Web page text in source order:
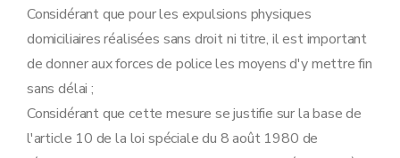
Considérant que pour les expulsions physiques
domiciliaires réalisées sans droit ni titre, il est important
de donner aux forces de police les moyens d'y mettre fin
sans délai ;
Considérant que cette mesure se justifie sur la base de
l'article 10 de la loi spéciale du 8 août 1980 de